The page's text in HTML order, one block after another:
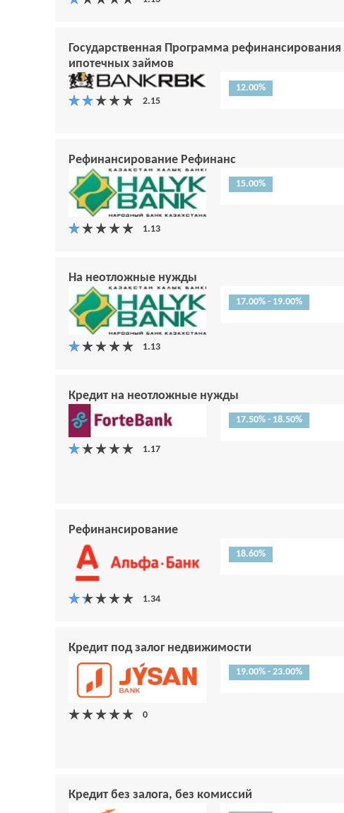
Государственная Программа
ипотечных займов
12.00%
Рефинансирование Рефинанс
15.00%
На неотложные нужды
17.00% - 19.00%
Кредит на неотложные нужды
17.50% - 18.50%
Рефинансирование
18.60%
Кредит под залог недвижимости
19.00% - 23.00%
Кредит без залога, без комиссий